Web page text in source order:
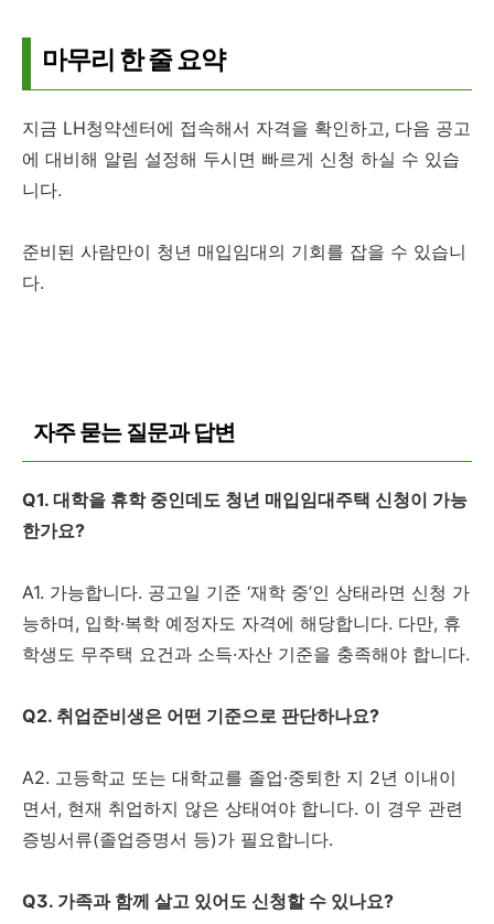
마무리 한 줄 요약
지금 LH청약센터에 접속해서 자격을 확인하고, 다음 공고
에 대비해 알림 설정해 두시면 빠르게 신청 하실 수 있습
니다.
준비된 사람만이 청년 매입임대의 기회를 잡을 수 있습니
다.
자주 묻는 질문과 답변
Q1. 대학을 휴학 중인데도 청년 매입임대주택 신청이 가능
한가요?
A1. 가능합니다. 공고일 기준 ‘재학 중’인 상태라면 신청 가
능하며, 입학·복학 예정자도 자격에 해당합니다. 다만, 휴
학생도 무주택 요건과 소득·자산 기준을 충족해야 합니다.
Q2. 취업준비생은 어떤 기준으로 판단하나요?
A2. 고등학교 또는 대학교를 졸업·중퇴한 지 2년 이내이
면서, 현재 취업하지 않은 상태여야 합니다. 이 경우 관련
증빙서류(졸업증명서 등)가 필요합니다.
Q3. 가족과 함께 살고 있어도 신청할 수 있나요?